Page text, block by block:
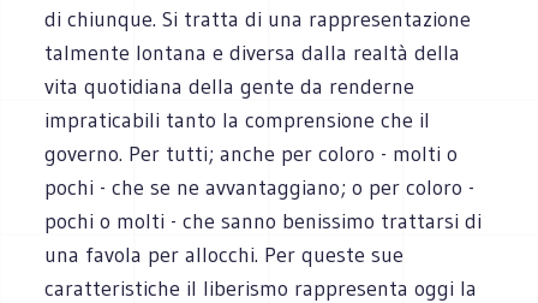
di chiunque. Si tratta di una rappresentazione
talmente lontana e diversa dalla realtà della
vita quotidiana della gente da renderne
impraticabili tanto la comprensione che il
governo. Per tutti; anche per coloro - molti o
pochi - che se ne avvantaggiano; o per coloro -
pochi o molti - che sanno benissimo trattarsi di
una favola per allocchi. Per queste sue
caratteristiche il liberismo rappresenta oggi la